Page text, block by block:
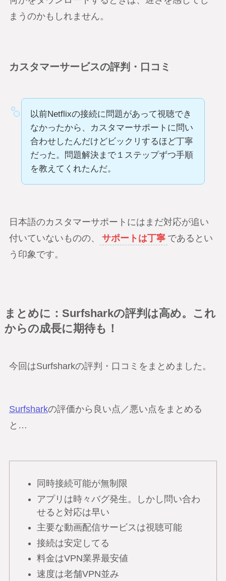
まうのかもしれません。
カスタマーサービスの評判・口コミ
以前Netflixの接続に問題があって視聴でき
なかったから、カスタマーサポートに問い
合わせしたんだけどビックリするほど丁寧
だった。問題解決まで１ステップずつ手順
を教えてくれたんだ。
日本語のカスタマーサポートにはまだ対応が追い
付いていないものの、
サポートは丁寧 であるとい
う印象です。
まとめに：Surfsharkの評判は高め。これ
からの成長に期待も！
今回はSurfsharkの評判・口コミをまとめました。
Surfsharkの評価から良い点／悪い点をまとめる
と…
同時接続可能が無制限
アプリは時々バグ発生。しかし問い合わ
せると対応は早い
主要な動画配信サービスは視聴可能
接続は安定してる
料金はVPN業界最安値
速度は老舗VPN並み